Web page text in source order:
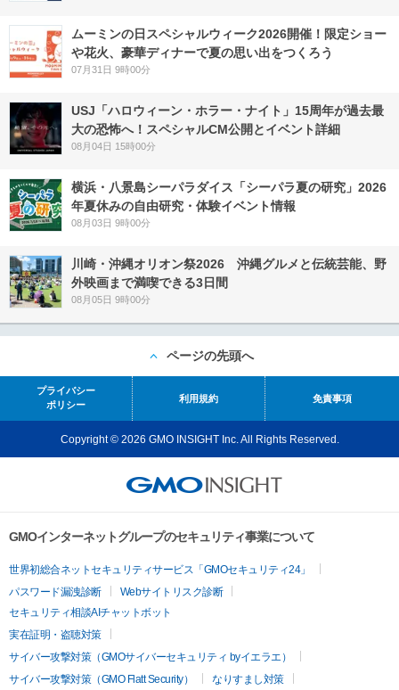
ムーミンの日スペシャルウィーク2026開催！限定ショー
や花火、豪華ディナーで夏の思い出をつくろう
07月31日 9時00分
USJ「ハロウィーン・ホラー・ナイト」15周年が過去最
大の恐怖へ！スペシャルCM公開とイベント詳細
08月04日 15時00分
横浜・八景島シーパラダイス「シーパラ夏の研究」2026
年夏休みの自由研究・体験イベント情報
08月03日 9時00分
川崎・沖縄オリオン祭2026 沖縄グルメと伝統芸能、野
外映画まで満喫できる3日間
08月05日 9時00分
ページの先頭へ
プライバシー
ポリシー
利用規約 免責事項
Copyright © 2026 GMO INSIGHT Inc. All Rights Reserved.
GMOインターネットグループのセキュリティ事業について
世界初総合ネットセキュリティサービス「GMOセキュリティ24」
パスワード漏洩診断
Webサイトリスク診断
セキュリティ相談AIチャットボット
実在証明・盗聴対策
サイバー攻撃対策（GMOサイバーセキュリティ byイエラエ）
サイバー攻撃対策（GMO Flatt Security）
なりすまし対策